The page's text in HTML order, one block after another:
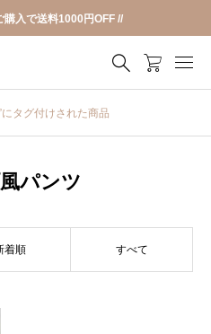
入で送料1000円OFF //
にタグ付けされた商品
パンツ
着順 すべて